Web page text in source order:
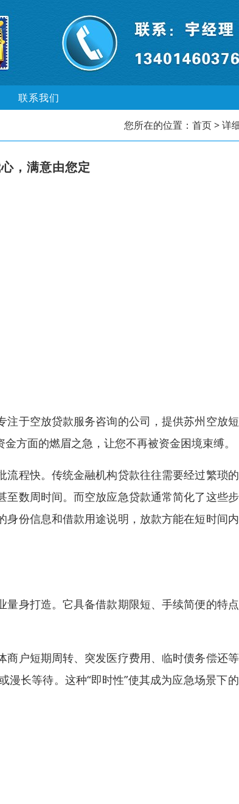
联系我们
您所在的位置： 首页> 详
，满意由您定
于空放贷款服务咨询的公司，提供苏州空放
方面的燃眉之急，让您不再被资金困境束缚。
程快。传统金融机构贷款往往需要经过繁琐
数周时间。而空放应急贷款通常简化了这些
份信息和借款用途说明，放款方能在短时间
身打造。它具备借款期限短、手续简便的特
户短期周转、突发医疗费用、临时债务偿还
长等待。这种“即时性”使其成为应急场景下